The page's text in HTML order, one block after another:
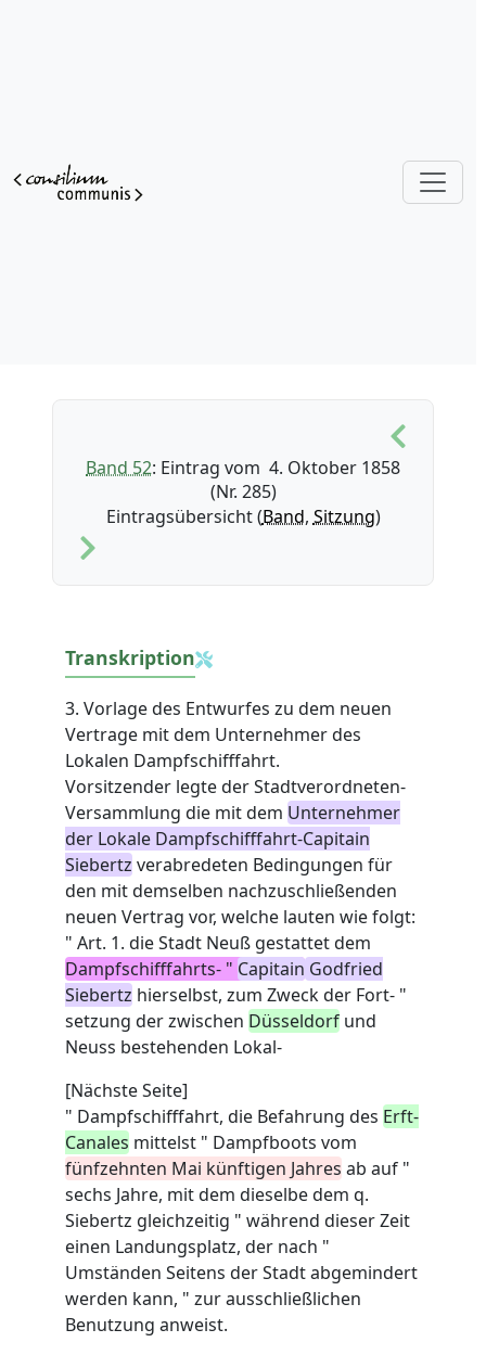
Band 52: Eintrag vom 4. Oktober 1858
(Nr. 285)
Eintragsübersicht (Band, Sitzung)
Transkription
3. Vorlage des Entwurfes zu dem neuen
Vertrage mit dem Unternehmer des
Lokalen Dampfschifffahrt.
Vorsitzender legte der Stadtverordneten-
Versammlung die mit dem Unternehmer
der Lokale Dampfschifffahrt-Capitain
Siebertz verabredeten Bedingungen für
den mit demselben nachzuschließenden
neuen Vertrag vor, welche lauten wie folgt:
" Art. 1. die Stadt Neuß gestattet dem
Dampfschifffahrts- " Capitain Godfried
Siebertz hierselbst, zum Zweck der Fort- "
setzung der zwischen Düsseldorf und
Neuss bestehenden Lokal-
[Nächste Seite]
" Dampfschifffahrt, die Befahrung des Erft-
Canales mittelst " Dampfboots vom
fünfzehnten Mai künftigen Jahres ab auf "
sechs Jahre, mit dem dieselbe dem q.
Siebertz gleichzeitig " während dieser Zeit
einen Landungsplatz, der nach "
Umständen Seitens der Stadt abgemindert
werden kann, " zur ausschließlichen
Benutzung anweist.